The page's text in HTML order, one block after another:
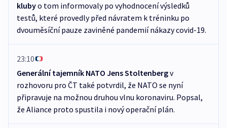
klubyo tom informovaly po vyhodnocení výsledků
testů, které provedly před návratem k tréninku po
dvouměsíční pauze zaviněné pandemií nákazy covid-19.
23:10
Generální tajemník NATO Jens Stoltenbergv
rozhovoru pro ČT také potvrdil, že NATO se nyní
připravuje na možnou druhou vlnu koronaviru. Popsal,
že Aliance proto spustila i nový operační plán.